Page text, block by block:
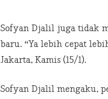
Sofyan Djalil juga tidak
baru. “Ya lebih cepat
Jakarta, Kamis (15/1).
Sofyan Djalil mengaku,